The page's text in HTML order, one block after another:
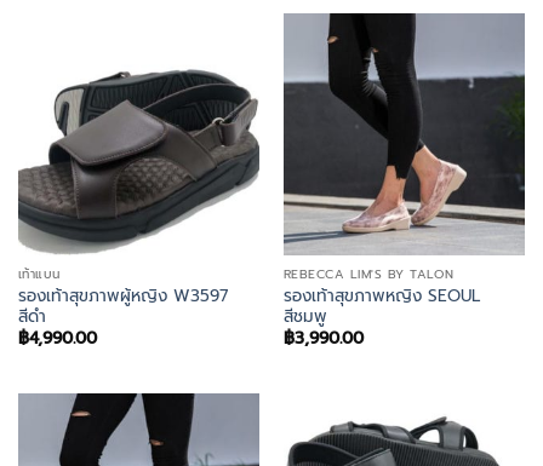
เท้าแบน
รองเท้าสุขภาพผู้หญิง W3597
สีดำ
฿4,990.00
REBECCA LIM'S BY TALON
รองเท้าสุขภาพหญิง SEOUL
สีชมพู
฿3,990.00